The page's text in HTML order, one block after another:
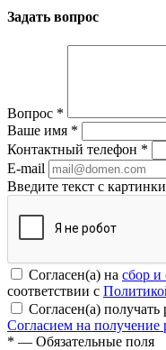
Задать вопрос
Вопрос *
Ваше имя *
Контактный телефон *
E-mail
Введите текст с картинки
Согласен(а) на сбор и
соответствии с
Согласен(а)
Согласием на получение
* — Обязательные поля